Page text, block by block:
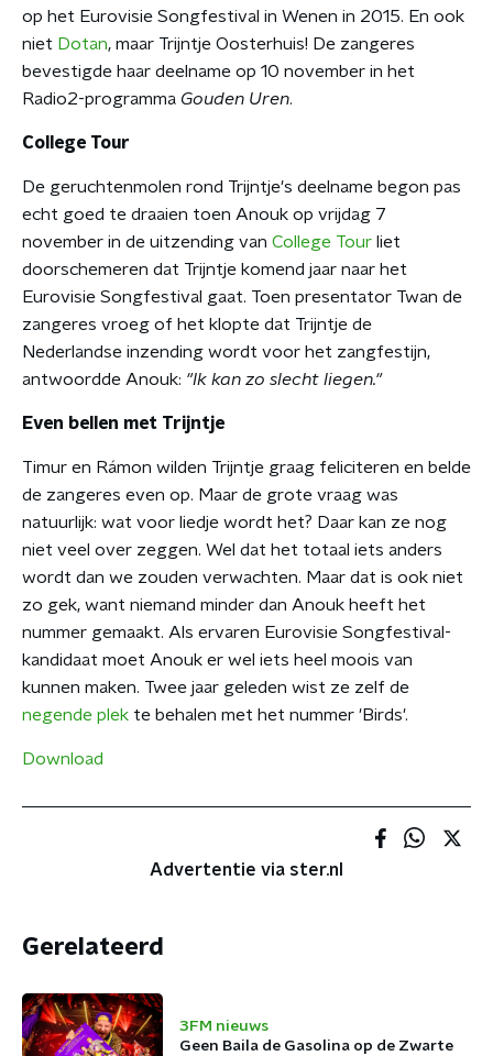
op het Eurovisie Songfestival in Wenen in 2015. En ook
niet Dotan, maar Trijntje Oosterhuis! De zangeres
bevestigde haar deelname op 10 november in het
Radio2-programma Gouden Uren.
College Tour
De geruchtenmolen rond Trijntje's deelname begon pas
echt goed te draaien toen Anouk op vrijdag 7
november in de uitzending van College Tour liet
doorschemeren dat Trijntje komend jaar naar het
Eurovisie Songfestival gaat. Toen presentator Twan de
zangeres vroeg of het klopte dat Trijntje de
Nederlandse inzending wordt voor het zangfestijn,
antwoordde Anouk: "Ik kan zo slecht liegen."
Even bellen met Trijntje
Timur en Rámon wilden Trijntje graag feliciteren en belde
de zangeres even op. Maar de grote vraag was
natuurlijk: wat voor liedje wordt het? Daar kan ze nog
niet veel over zeggen. Wel dat het totaal iets anders
wordt dan we zouden verwachten. Maar dat is ook niet
zo gek, want niemand minder dan Anouk heeft het
nummer gemaakt. Als ervaren Eurovisie Songfestival-
kandidaat moet Anouk er wel iets heel moois van
kunnen maken. Twee jaar geleden wist ze zelf de
negende plek te behalen met het nummer 'Birds'.
Download
Advertentie via ster.nl
Gerelateerd
3FM nieuws
Geen Baila de Gasolina op de Zwarte